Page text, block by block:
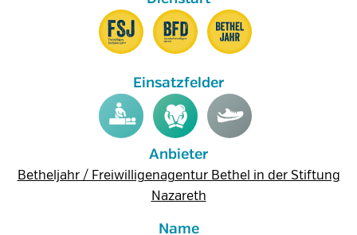
Anbieter
Betheljahr / Freiwilligenagentur Bethel in der Stiftung
Nazareth
Name